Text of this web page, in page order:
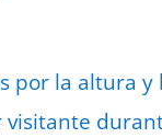
por la altura y
visitante